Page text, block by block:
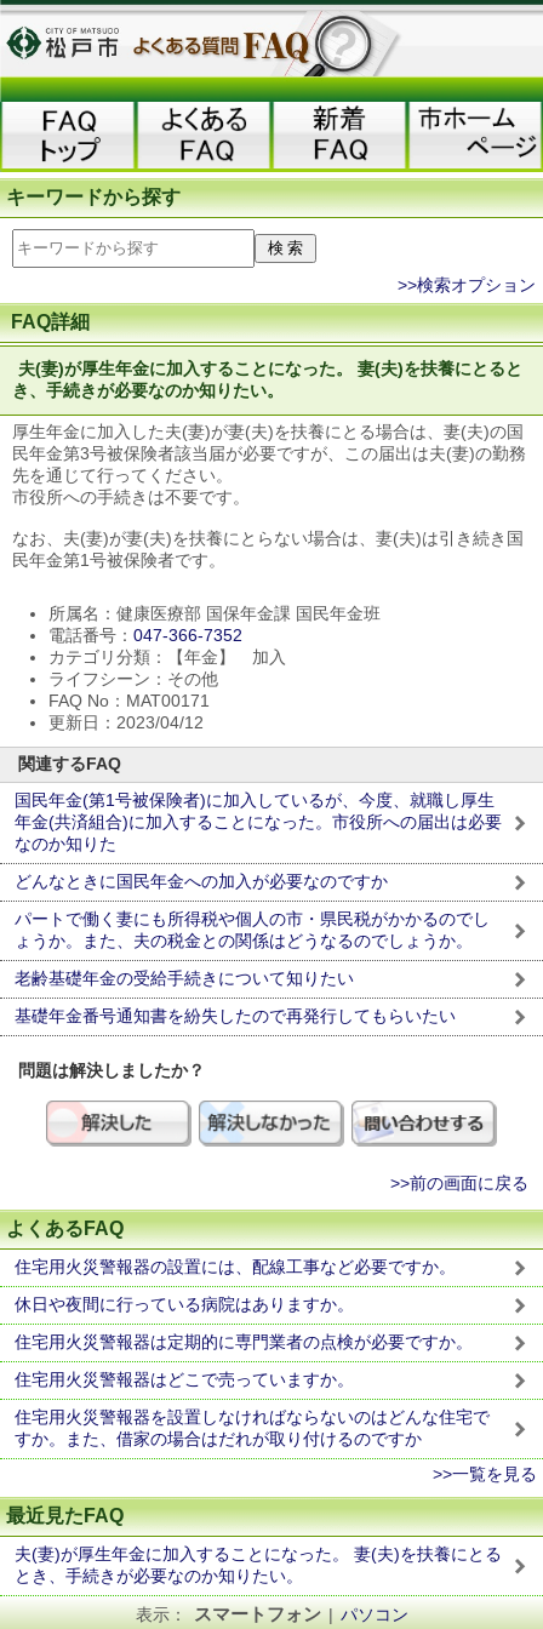
キーワードから探す
>>検索オプション
FAQ詳細
夫(妻)が厚生年金に加入することになった。 妻(夫)を扶養にとると
き、手続きが必要なのか知りたい。
厚生年金に加入した夫(妻)が妻(夫)を扶養にとる場合は、妻(夫)の国
民年金第3号被保険者該当届が必要ですが、この届出は夫(妻)の勤務
先を通じて行ってください。
市役所への手続きは不要です。
なお、夫(妻)が妻(夫)を扶養にとらない場合は、妻(夫)は引き続き国
民年金第1号被保険者です。
所属名：健康医療部 国保年金課 国民年金班
電話番号： 047-366-7352
カテゴリ分類：【年金】 加入
ライフシーン：その他
FAQ No：MAT00171
更新日：2023/04/12
関連するFAQ
国民年金(第1号被保険者)に加入しているが、今度、就職し厚生
年金(共済組合)に加入することになった。市役所への届出は必要
なのか知りた
どんなときに国民年金への加入が必要なのですか
パートで働く妻にも所得税や個人の市・県民税がかかるのでし
ょうか。また、夫の税金との関係はどうなるのでしょうか。
老齢基礎年金の受給手続きについて知りたい
基礎年金番号通知書を紛失したので再発行してもらいたい
問題は解決しましたか？
>>前の画面に戻る
よくあるFAQ
住宅用火災警報器の設置には、配線工事など必要ですか。
休日や夜間に行っている病院はありますか。
住宅用火災警報器は定期的に専門業者の点検が必要ですか。
住宅用火災警報器はどこで売っていますか。
住宅用火災警報器を設置しなければならないのはどんな住宅で
すか。また、借家の場合はだれが取り付けるのですか
>>一覧を見る
最近見たFAQ
夫(妻)が厚生年金に加入することになった。 妻(夫)を扶養にとる
とき、手続きが必要なのか知りたい。
表示： スマートフォン | パソコン